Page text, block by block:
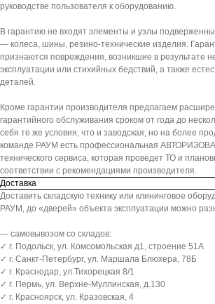
руководстве пользователя к оборудованию.
В гарантию не входят элементы и узлы
— колеса, шины, резино-технические изделия.
признаются повреждения, возникшие в результате
эксплуатации или стихийных бедствий, а также
деталей.
Кроме гарантии производителя предлагаем
гарантийного обслуживания сроком от года до
себя те же условия, что и заводская, но на более
команде РАУМ есть профессиональная
технического сервиса, которая проведет ТО и
соответствии с рекомендациями производителя.
Доставка
Доставить складскую технику или клининговое
РАУМ, до «дверей» объекта эксплуатации можно
— самовывозом со складов:
✓ г. Подольск, ул. Комсомольская д1, строение 51А
✓ г. Санкт-Петербург, ул. Маршала Блюхера, 78Б
✓ г. Краснодар, ул.Тихорецкая 8/1
✓ г. Пермь, ул. Верхне-Муллинская, д.130
✓ г. Красноярск, ул. Кразовская, 4